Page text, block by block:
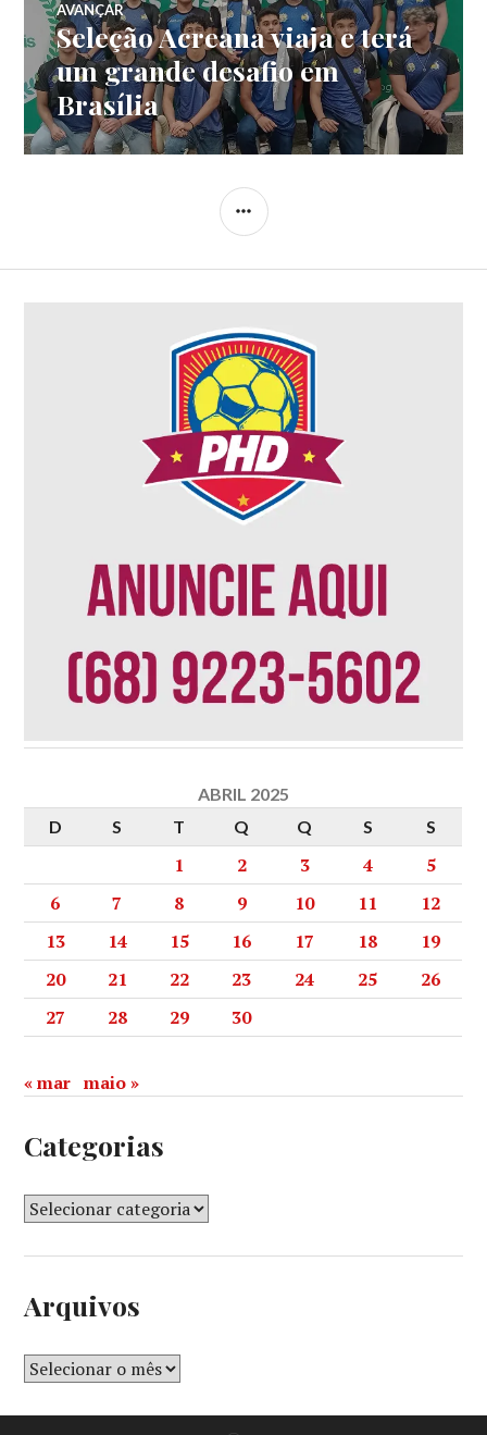
AVANÇAR
Seleção Acreana viaja e terá
um grande desafio em
Brasília
ABRIL 2025
D
S T Q Q S S
1 2 3 4
5
6
7 8 9 10 11
12
13
14 15 16 17 18
19
20
21 22 23 24 25
26
27
28 29 30
« mar maio »
Categorias
Arquivos